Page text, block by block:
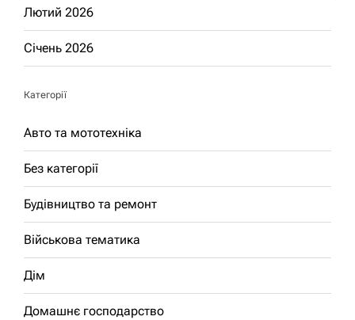
Лютий 2026
Січень 2026
Категорії
Авто та мототехніка
Без категорії
Будівництво та ремонт
Військова тематика
Дім
Домашнє господарство